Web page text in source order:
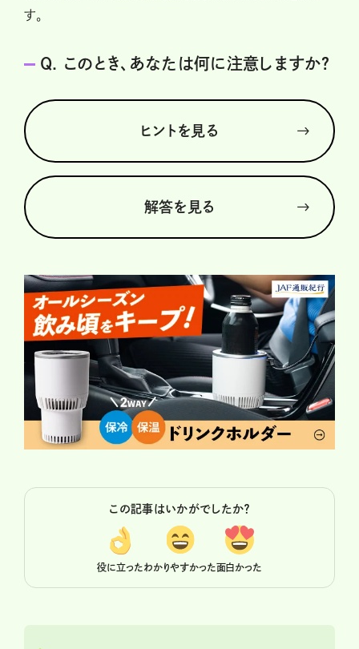
す。
Q. このとき、あなたは何に注意しますか？
ヒントを見る
解答を見る
この記事はいかがでしたか？
役に立ったわかりやすかった面白かった